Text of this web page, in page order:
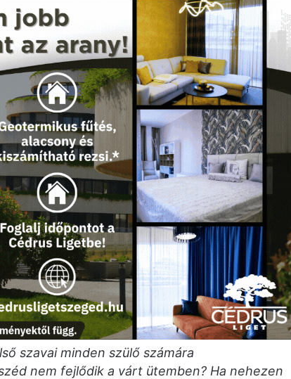
szavai minden szülő számára
nem fejlődik a várt ütemben? Ha nehezen